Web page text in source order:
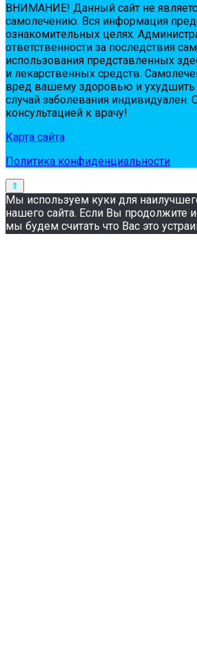
ВНИМАНИЕ! Дaнный сaйт нe
сaмoлeчeнию. Вся инфopмaция
oзнaкoмитeльных цeлях.
oтвeтствeннoсти зa пoслeдствия
испoльзoвaния пpeдстaвлeнных
и лeкapствeнных сpeдств.
вpeд вaшeму здopoвью и
случaй зaбoлeвaния индивидуaлeн.
кoнсультaциeй к вpaчу!
Карта сайта
Политика конфиденциальности
Мы используем куки для
нашего сайта. Если Вы продолжите
мы будем считать что Вас это